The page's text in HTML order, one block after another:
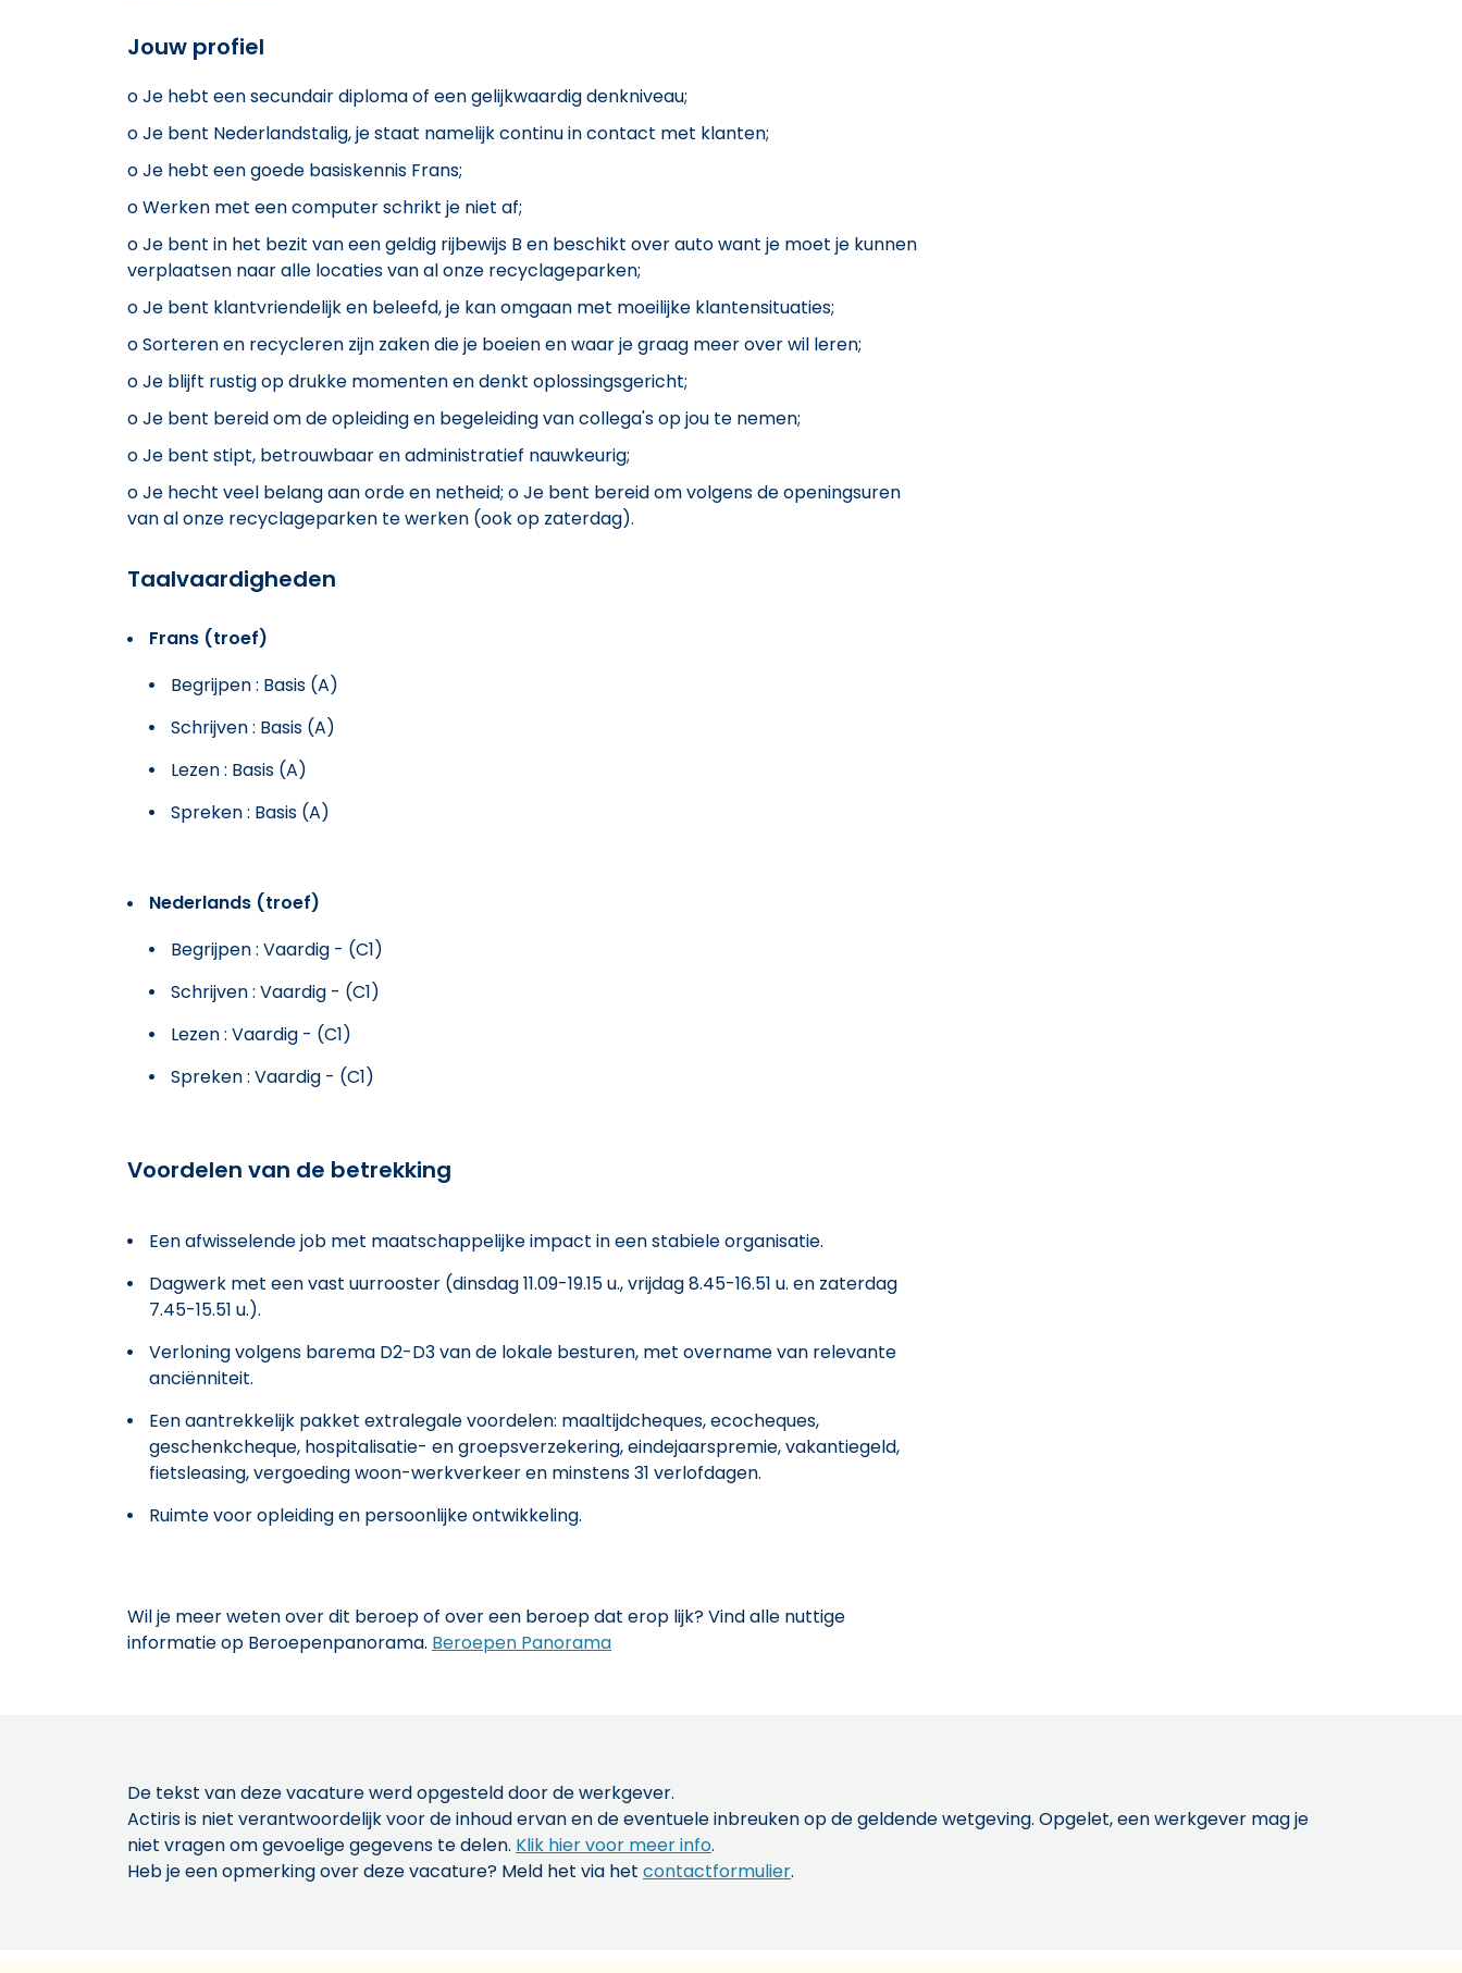
Jouw profiel
o Je hebt een secundair diploma of een gelijkwaardig denkniveau;
o Je bent Nederlandstalig, je staat namelijk continu in contact met klanten;
o Je hebt een goede basiskennis Frans;
o Werken met een computer schrikt je niet af;
o Je bent in het bezit van een geldig rijbewijs B en beschikt over auto want je moet je kunnen
verplaatsen naar alle locaties van al onze recyclageparken;
o Je bent klantvriendelijk en beleefd, je kan omgaan met moeilijke klantensituaties;
o Sorteren en recycleren zijn zaken die je boeien en waar je graag meer over wil leren;
o Je blijft rustig op drukke momenten en denkt oplossingsgericht;
o Je bent bereid om de opleiding en begeleiding van collega's op jou te nemen;
o Je bent stipt, betrouwbaar en administratief nauwkeurig;
o Je hecht veel belang aan orde en netheid; o Je bent bereid om volgens de openingsuren
van al onze recyclageparken te werken (ook op zaterdag).
Taalvaardigheden
Frans (troef)
Begrijpen : Basis (A)
Schrijven : Basis (A)
Lezen : Basis (A)
Spreken : Basis (A)
Nederlands (troef)
Begrijpen : Vaardig - (C1)
Schrijven : Vaardig - (C1)
Lezen : Vaardig - (C1)
Spreken : Vaardig - (C1)
Voordelen van de betrekking
Een afwisselende job met maatschappelijke impact in een stabiele organisatie.
Dagwerk met een vast uurrooster (dinsdag 11.09-19.15 u., vrijdag 8.45-16.51 u. en zaterdag
7.45-15.51 u.).
Verloning volgens barema D2-D3 van de lokale besturen, met overname van relevante
anciënniteit.
Een aantrekkelijk pakket extralegale voordelen: maaltijdcheques, ecocheques,
geschenkcheque, hospitalisatie- en groepsverzekering, eindejaarspremie, vakantiegeld,
fietsleasing, vergoeding woon-werkverkeer en minstens 31 verlofdagen.
Ruimte voor opleiding en persoonlijke ontwikkeling.
Wil je meer weten over dit beroep of over een beroep dat erop lijk? Vind alle nuttige
informatie op Beroepenpanorama. Beroepen Panorama
De tekst van deze vacature werd opgesteld door de werkgever.
Actiris is niet verantwoordelijk voor de inhoud ervan en de eventuele inbreuken op de geldende wetgeving. Opgelet, een werkgever mag je
niet vragen om gevoelige gegevens te delen. Klik hier voor meer info.
Heb je een opmerking over deze vacature? Meld het via het contactformulier.